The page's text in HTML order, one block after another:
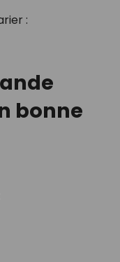
:
bonne